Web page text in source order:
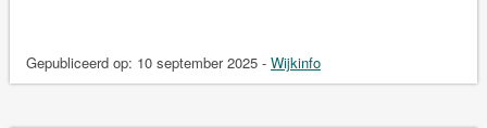
Gepubliceerd op: 10 september 2025 - Wijkinfo